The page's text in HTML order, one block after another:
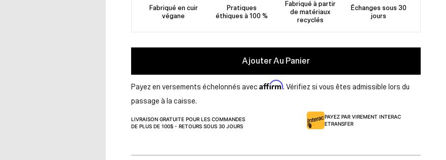
Fabriqué en cuir
végane
Pratiques
éthiques à 100 %
Fabriqué à partir
de matériaux
recyclés
Échanges sous 30
jours
Ajouter Au Panier
Payez en versements échelonnés avec Affirm. Vérifiez si vous êtes admissible lors du
passage à la caisse.
LIVRAISON GRATUITE POUR LES COMMANDES
DE PLUS DE 100$ - RETOURS SOUS 30 JOURS
PAYEZ PAR VIREMENT INTERAC
ETRANSFER